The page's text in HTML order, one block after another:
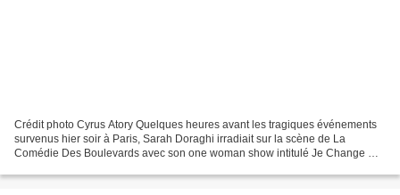
Crédit photo Cyrus Atory Quelques heures avant les tragiques événements
survenus hier soir à Paris, Sarah Doraghi irradiait sur la scène de La
Comédie Des Boulevards avec son one woman show intitulé Je Change De